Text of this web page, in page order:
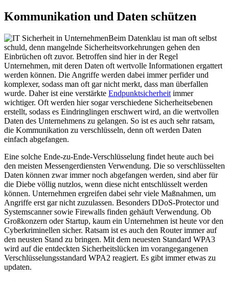
Kommunikation und Daten schützen
Beim Datenklau ist man oft selbst
schuld, denn mangelnde Sicherheitsvorkehrungen gehen den
Einbrüchen oft zuvor. Betroffen sind hier in der Regel
Unternehmen, mit deren Daten oft wertvolle Informationen ergattert
werden können. Die Angriffe werden dabei immer perfider und
komplexer, sodass man oft gar nicht merkt, dass man überfallen
wurde. Daher ist eine verstärkte Endpunktsicherheit immer
wichtiger. Oft werden hier sogar verschiedene Sicherheitsebenen
erstellt, sodass es Eindringlingen erschwert wird, an die wertvollen
Daten des Unternehmens zu gelangen. So ist es auch sehr ratsam,
die Kommunikation zu verschlüsseln, denn oft werden Daten
einfach abgefangen.
Eine solche Ende-zu-Ende-Verschlüsselung findet heute auch bei
den meisten Messengerdiensten Verwendung. Die so verschlüsselten
Daten können zwar immer noch abgefangen werden, sind aber für
die Diebe völlig nutzlos, wenn diese nicht entschlüsselt werden
können. Unternehmen ergreifen dabei sehr viele Maßnahmen, um
Angriffe erst gar nicht zuzulassen. Besonders DDoS-Protector und
Systemscanner sowie Firewalls finden gehäuft Verwendung. Ob
Großkonzern oder Startup, kaum ein Unternehmen ist heute vor den
Cyberkriminellen sicher. Ratsam ist es auch den Router immer auf
den neusten Stand zu bringen. Mit dem neuesten Standard WPA3
wird auf die entdeckten Sicherheitslücken im vorangegangenen
Verschlüsselungsstandard WPA2 reagiert. Es gibt immer etwas zu
updaten.